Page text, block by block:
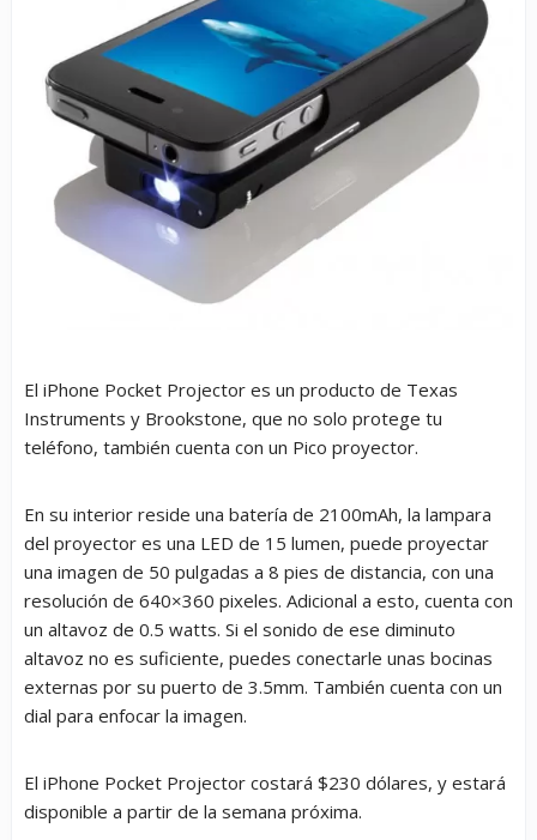
El iPhone Pocket Projector es un producto de Texas
Instruments y Brookstone, que no solo protege tu
teléfono, también cuenta con un Pico proyector.
En su interior reside una batería de 2100mAh, la lampara
del proyector es una LED de 15 lumen, puede proyectar
una imagen de 50 pulgadas a 8 pies de distancia, con una
resolución de 640×360 pixeles. Adicional a esto, cuenta con
un altavoz de 0.5 watts. Si el sonido de ese diminuto
altavoz no es suficiente, puedes conectarle unas bocinas
externas por su puerto de 3.5mm. También cuenta con un
dial para enfocar la imagen.
El iPhone Pocket Projector costará $230 dólares, y estará
disponible a partir de la semana próxima.